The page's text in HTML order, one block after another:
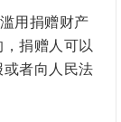
用捐赠财产
捐赠人可以
或者向人民法